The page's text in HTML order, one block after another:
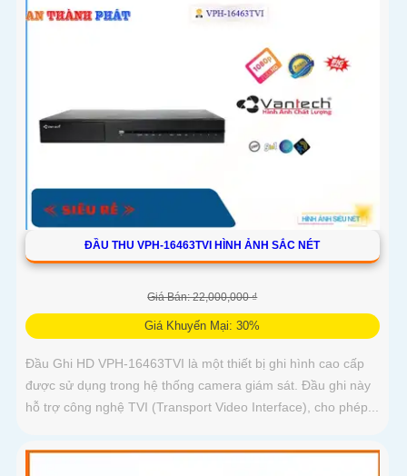
ĐẦU THU VPH-16463TVI HÌNH ẢNH SẮC NÉT
Giá Bán: 22,000,000 ₫
Giá Khuyến Mại: 30%
Đầu Ghi HD VPH-16463TVI là một thiết bị ghi hình cao cấp
được sử dụng trong hệ thống camera giám sát. Đầu ghi này
hỗ trợ công nghệ TVI (Transport Video Interface), cho phép...